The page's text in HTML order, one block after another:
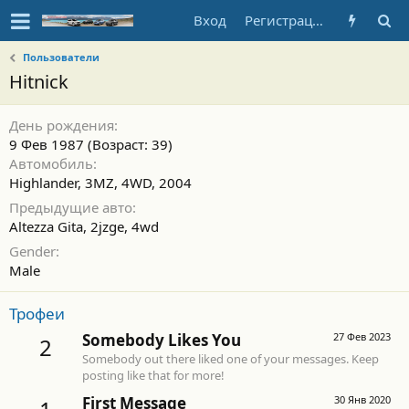
Вход Регистрация
Пользователи
Hitnick
День рождения
9 Фев 1987 (Возраст: 39)
Автомобиль
Highlander, 3MZ, 4WD, 2004
Предыдущие авто
Altezza Gita, 2jzge, 4wd
Gender
Male
Трофеи
2 27 Фев 2023
Somebody Likes You
Somebody out there liked one of your messages. Keep
posting like that for more!
30 Янв 2020
First Message